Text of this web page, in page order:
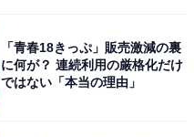
「青春18きっぷ」販売激減の裏
に何が？ 連続利用の厳格化だけ
ではない「本当の理由」